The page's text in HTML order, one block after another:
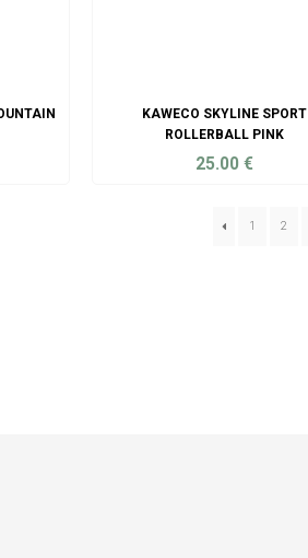
KAWECO SKYLINE SPORT
ROLLERBALL PINK
25.00 €
1 2